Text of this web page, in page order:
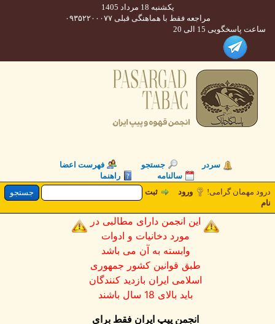
یکشنبه 18 مرداد 1405
مراجعه فقط با هماهنگی قبلی ۰۹۳۵۲۲۰۰۰۷۷
پاسخگویی 15 الی 20
سردر جستجو
فهرست اعضا
سالنامه
راهنما
مهمان گرامی!
ورود ثبت
این انجمن دارای مطالبی در
مورد دخانیات و ادوات
وابسته به آن می باشد
طبق قوانین کشور جمهوری
اسلامی ایران بازدید کنندگان
باید بالای 18 سال باشند
انجمن پیپ ایران فقط برای